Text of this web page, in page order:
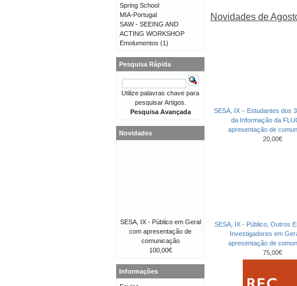
Novidades de
SESA, IX – Estudantes dos
da Informação da
apresentação de
20,00€
SESA, IX - Público, Outros
Investigadores em
apresentação de
75,00€
Spring School
MIA-Portugal
SAW - SEEING AND
ACTING WORKSHOP
Emolumentos (1)
Pesquisa Rápida
Utilize palavras chave para
pesquisar Artigos.
Pesquisa Avançada
Novidades
SESA, IX - Público em Geral
com apresentação de
comunicação
100,00€
Informações